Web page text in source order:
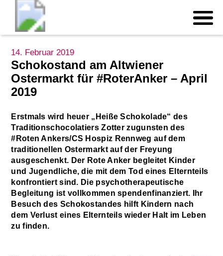
14. Februar 2019
Schokostand am Altwiener
Ostermarkt für #RoterAnker – April
2019
Erstmals wird heuer „Heiße Schokolade“ des
Traditionschocolatiers Zotter zugunsten des
#Roten Ankers/CS Hospiz Rennweg auf dem
traditionellen Ostermarkt auf der Freyung
ausgeschenkt. Der Rote Anker begleitet Kinder
und Jugendliche, die mit dem Tod eines Elternteils
konfrontiert sind. Die psychotherapeutische
Begleitung ist vollkommen spendenfinanziert. Ihr
Besuch des Schokostandes hilft Kindern nach
dem Verlust eines Elternteils wieder Halt im Leben
zu finden.